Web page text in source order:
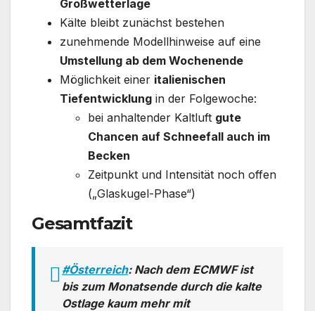
Großwetterlage
Kälte bleibt zunächst bestehen
zunehmende Modellhinweise auf eine
Umstellung ab dem Wochenende
Möglichkeit einer italienischen
Tiefentwicklung in der Folgewoche:
bei anhaltender Kaltluft gute
Chancen auf Schneefall auch im
Becken
Zeitpunkt und Intensität noch offen
(„Glaskugel-Phase“)
Gesamtfazit
#Österreich: Nach dem ECMWF ist
bis zum Monatsende durch die kalte
Ostlage kaum mehr mit